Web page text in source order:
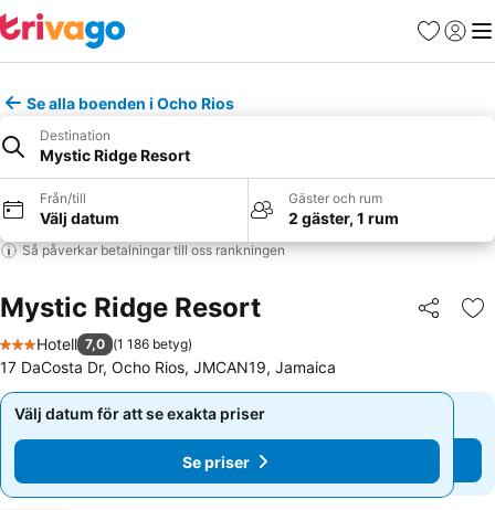
Favoriter
Logga
Se alla boenden i Ocho Rios
Destination
Mystic Ridge Resort
Från/till
Välj datum
Gäster och rum
2 gäster, 1 rum
Så påverkar betalningar till oss rankningen
Mystic Ridge Resort Dela
3 Stjärnor
Hotell 7,0 (1 186 betyg)
17 DaCosta Dr, Ocho Rios, JMCAN19, Jamaica
Välj datum för att se exakta priser
Se priser
Välj datum för att se exakta priser
Se priser